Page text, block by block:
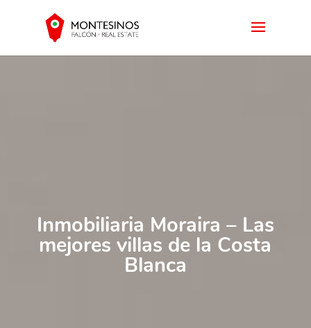
Inmobiliaria Moraira – Las
mejores villas de la Costa
Blanca